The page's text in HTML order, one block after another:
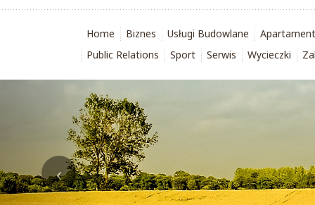
Home Biznes Usługi Budowlane
Public Relations
Sport Serwis Wycieczki